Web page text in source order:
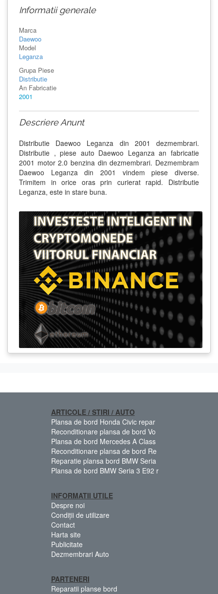
Informatii generale
Marca
Daewoo
Model
Leganza
Grupa Piese
Distributie
An Fabricatie
2001
Descriere Anunt
Distributie Daewoo Leganza din 2001 dezmembrari.
Distributie , piese auto Daewoo Leganza an fabricatie
2001 motor 2.0 benzina din dezmembrari. Dezmembram
Daewoo Leganza din 2001 vindem piese diverse.
Trimitem in orice oras prin curierat rapid. Distributie
Leganza, este in stare buna.
ARTICOLE / STIRI / AUTO
Plansa de bord Honda Civic repar
Reconditionare plansa de bord Vo
Plansa de bord Mercedes A Class
Reconditionare plansa de bord Re
Reparatie plansa bord BMW Seria
Plansa de bord BMW Seria 3 E92 r
INFORMATII UTILE
Despre noi
Condiții de utilizare
Contact
Harta site
Publicitate
Dezmembrari Auto
PARTENERI
Reparatii planse bord